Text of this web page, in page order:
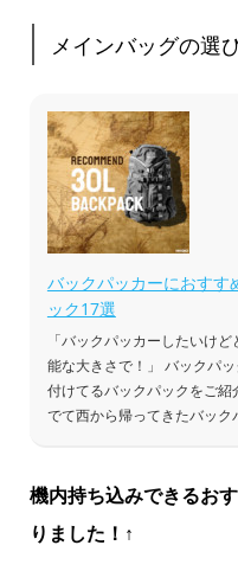
メインバッグの選
バックパッカーにおすす
ック17選
「バックパッカーしたいけ
能な大きさで！」 バックパ
付けてるバックパックをご
でて西から帰ってきたバック
機内持ち込みできるお
りました！↑